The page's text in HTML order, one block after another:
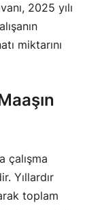
2025 yılı
miktarını
çalışma
Yıllardır
toplam